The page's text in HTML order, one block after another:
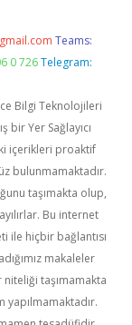
Teams:
0 726 Telegram:
Bilgi Teknolojileri
bir Yer Sağlayıcı
içerikleri proaktif
bulunmamaktadır.
taşımakta olup,
Bu internet
ile hiçbir bağlantısı
makaleler
taşımamakta
yapılmamaktadır.